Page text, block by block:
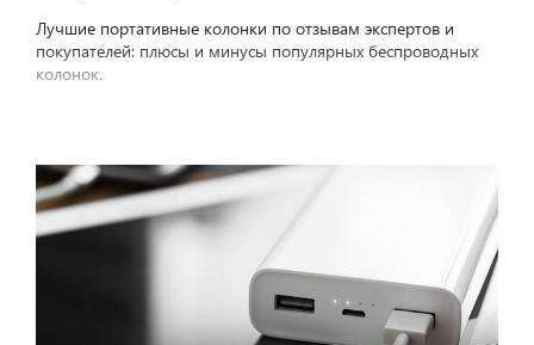
Лучшие портативные колонки по отзывам экспертов и
покупателей: плюсы и минусы популярных беспроводных
колонок.